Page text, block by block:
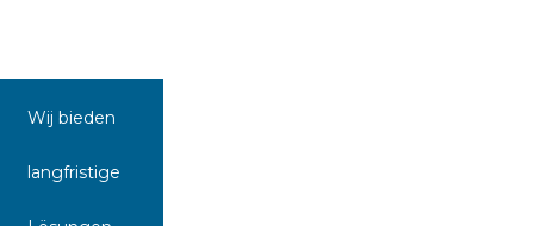
Wij bieden
langfristige